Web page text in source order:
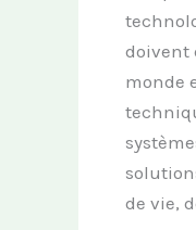
doivent
monde
de vie,